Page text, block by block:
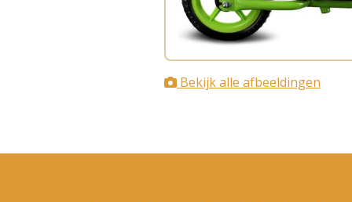
Bekijk alle afbeeldingen